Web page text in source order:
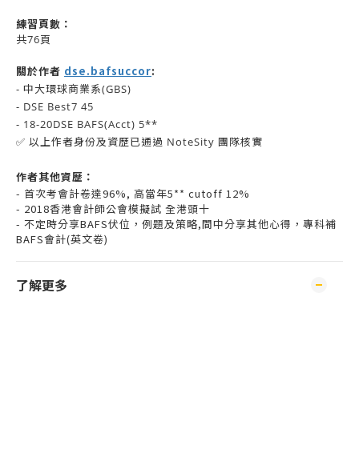
練習頁數：
共76頁
關於作者 dse.bafsuccor:
- 中大環球商業系(GBS)
- DSE Best7 45
- 18-20DSE BAFS(Acct) 5**
✅ 以上作者身份及資歷已通過 NoteSity 團隊核實
作者其他資歷：
- 首次考會計卷達96%, 高當年5** cutoff 12%
- 2018香港會計師公會模擬試 全港頭十
- 不定時分享BAFS伏位，例題及策略,間中分享其他心得，專科補
BAFS會計(英文卷)
了解更多